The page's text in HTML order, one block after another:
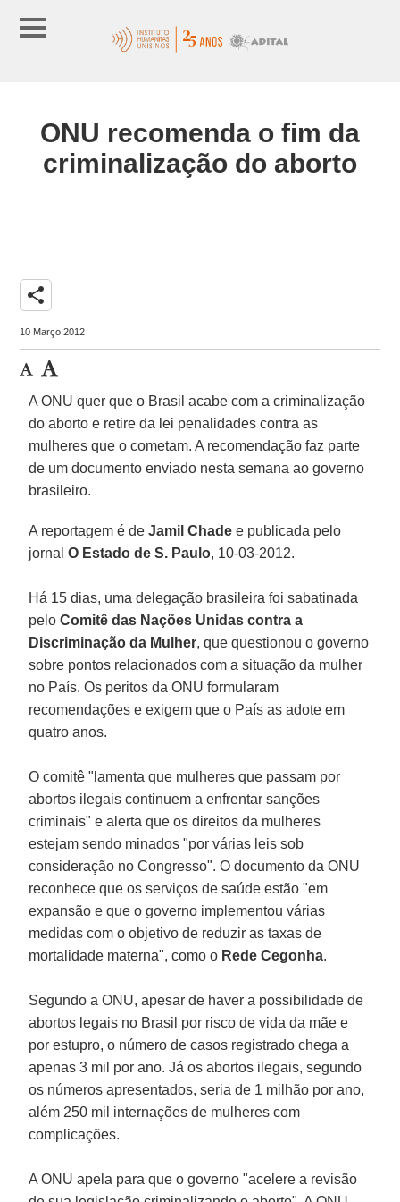
ONU recomenda o fim da
criminalização do aborto
share
10 Março 2012
A ONU quer que o Brasil acabe com a criminalização
do aborto e retire da lei penalidades contra as
mulheres que o cometam. A recomendação faz parte
de um documento enviado nesta semana ao governo
brasileiro.
A reportagem é deJamil Chade e publicada pelo
jornalO Estado de S. Paulo, 10-03-2012.
Há 15 dias, uma delegação brasileira foi sabatinada
peloComitê das Nações Unidas contra a
Discriminação da Mulher, que questionou o governo
sobre pontos relacionados com a situação da mulher
no País. Os peritos da ONU formularam
recomendações e exigem que o País as adote em
quatro anos.
O comitê "lamenta que mulheres que passam por
abortos ilegais continuem a enfrentar sanções
criminais" e alerta que os direitos da mulheres
estejam sendo minados "por várias leis sob
consideração no Congresso". O documento da ONU
reconhece que os serviços de saúde estão "em
expansão e que o governo implementou várias
medidas com o objetivo de reduzir as taxas de
mortalidade materna", como o Rede Cegonha.
Segundo a ONU, apesar de haver a possibilidade de
abortos legais no Brasil por risco de vida da mãe e
por estupro, o número de casos registrado chega a
apenas 3 mil por ano. Já os abortos ilegais, segundo
os números apresentados, seria de 1 milhão por ano,
além 250 mil internações de mulheres com
complicações.
A ONU apela para que o governo "acelere a revisão